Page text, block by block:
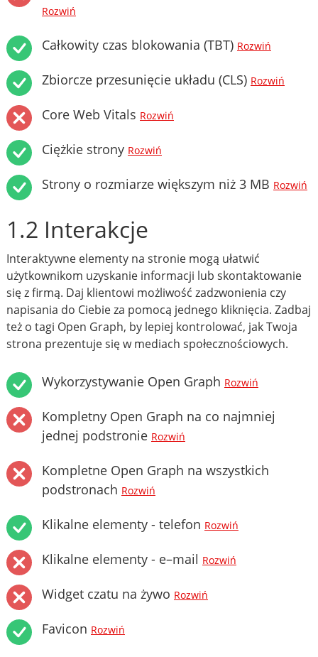
Rozwiń
Całkowity czas blokowania (TBT) Rozwiń
Zbiorcze przesunięcie układu (CLS) Rozwiń
Core Web Vitals Rozwiń
Ciężkie strony Rozwiń
Strony o rozmiarze większym niż 3 MB Rozwiń
1.2 Interakcje
Interaktywne elementy na stronie mogą ułatwić
użytkownikom uzyskanie informacji lub skontaktowanie
się z firmą. Daj klientowi możliwość zadzwonienia czy
napisania do Ciebie za pomocą jednego kliknięcia. Zadbaj
też o tagi Open Graph, by lepiej kontrolować, jak Twoja
strona prezentuje się w mediach społecznościowych.
Wykorzystywanie Open Graph Rozwiń
Kompletny Open Graph na co najmniej
jednej podstronie Rozwiń
Kompletne Open Graph na wszystkich
podstronach Rozwiń
Klikalne elementy - telefon Rozwiń
Klikalne elementy - e–mail Rozwiń
Widget czatu na żywo Rozwiń
Favicon Rozwiń